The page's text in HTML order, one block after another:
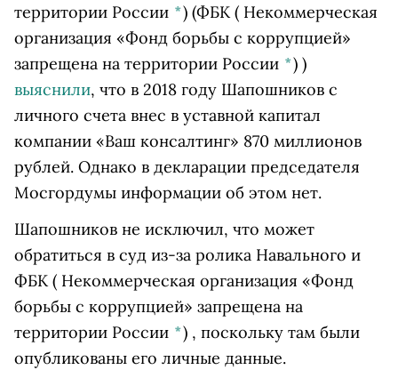
территории России *) (ФБК( Некоммерческая
организация «Фонд борьбы с коррупцией»
запрещена на территории России *) )
выяснили, что в 2018 году Шапошников с
личного счета внес в уставной капитал
компании «Ваш консалтинг» 870 миллионов
рублей. Однако в декларации председателя
Мосгордумы информации об этом нет.
Шапошников не исключил, что может
обратиться в суд из-за ролика Навального и
ФБК( Некоммерческая организация «Фонд
борьбы с коррупцией» запрещена на
территории России *) , поскольку там были
опубликованы его личные данные.